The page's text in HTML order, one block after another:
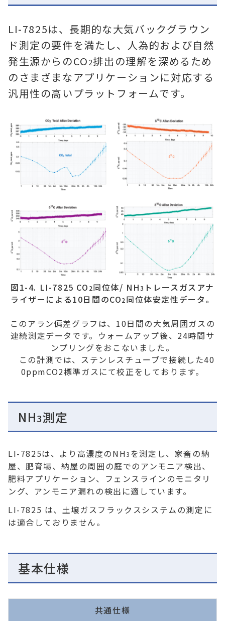
LI-7825は、長期的な大気バックグラウン
ド測定の要件を満たし、人為的および自然
発生源からのCO2排出の理解を深めるため
のさまざまなアプリケーションに対応する
汎用性の高いプラットフォームです。
図1-4. LI-7825 CO 2同位体/ NH3 トレースガスアナ
ライザーによる10日間のCO2同位体安定性データ。
このアラン偏差グラフは、10日間の大気周囲ガスの
連続測定データです。ウォームアップ後、24時間サ
ンプリングをおこないました。
この計測では、ステンレスチューブで接続した40
0ppmCO2標準ガスにて校正をしております。
NH3測定
LI-7825は、より高濃度のNH3 を測定し、家畜の納
屋、肥育場、納屋の周囲の庭でのアンモニア検出、
肥料アプリケーション、フェンスラインのモニタリ
ング、アンモニア漏れの検出に適しています。
LI-7825 は、土壌ガスフラックスシステムの測定に
は適合しておりません。
基本仕様
共通仕様